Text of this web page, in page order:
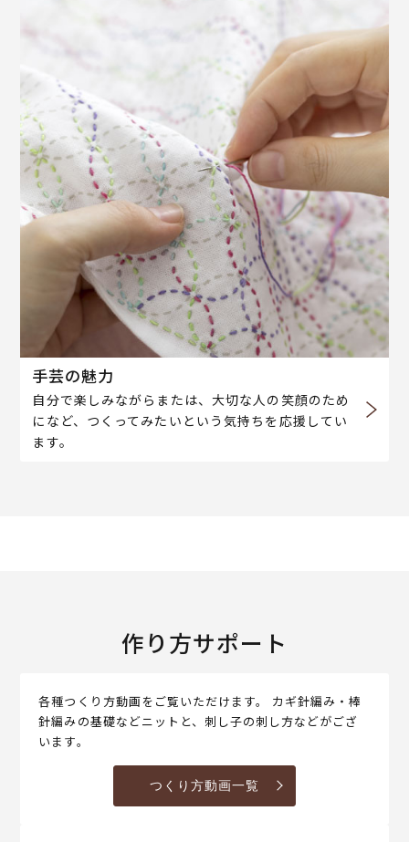
手芸の魅力
自分で楽しみながらまたは、大切な人の笑顔のため
になど、つくってみたいという気持ちを応援してい
ます。
作り方サポート
各種つくり方動画をご覧いただけます。 カギ針編み・棒
針編みの基礎などニットと、刺し子の刺し方などがござ
います。
つくり方動画一覧